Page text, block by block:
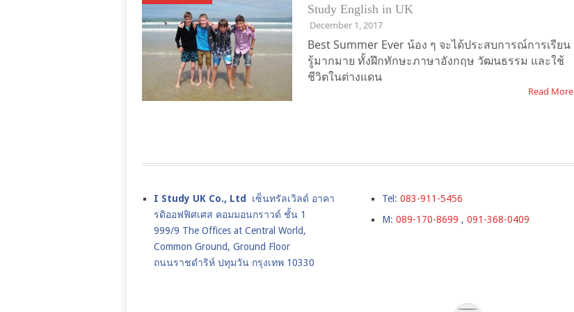
Study English in UK
December 1, 2017
Best Summer Ever น้อง ๆ จะได้ประสบการณ์การเรียน
รู้มากมาย ทั้งฝึกทักษะภาษาอังกฤษ วัฒนธรรม และใช้
ชีวิตในต่างแดน
Read More
I Study UK Co., Ltd เซ็นทรัลเวิลด์ อาคา
รดิออฟฟิศเศส คอมมอนกราวด์ ชั้น 1
999/9 The Offices at Central World,
Common Ground, Ground Floor
ถนนราชดำริห์ ปทุมวัน กรุงเทพ 10330
Tel: 083-911-5456
M: 089-170-8699 , 091-368-0409